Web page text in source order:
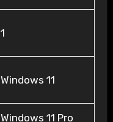
‎1
‎Windows 11
‎Windows 11 Pro